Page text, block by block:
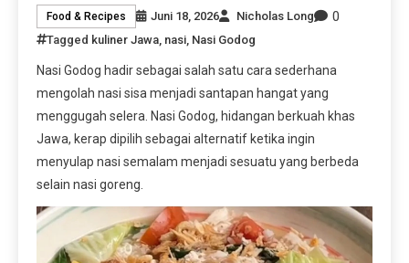
Food & Recipes Juni 18, 2026 Nicholas Long 0
Tagged kuliner Jawa nasi Nasi Godog
Nasi Godog hadir sebagai salah satu cara sederhana
mengolah nasi sisa menjadi santapan hangat yang
menggugah selera. Nasi Godog, hidangan berkuah khas
Jawa, kerap dipilih sebagai alternatif ketika ingin
menyulap nasi semalam menjadi sesuatu yang berbeda
selain nasi goreng.